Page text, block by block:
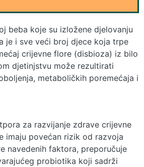
beba koje su izložene djelovanju
je i sve veći broj djece koja trpe
crijevne flore (disbioza) iz bilo
djetinjstvu može rezultirati
metaboličkih poremećaja i
za razvijanje zdrave crijevne
imaju povećan rizik od razvoja
navedenih faktora, preporučuje
probiotika koji sadrži